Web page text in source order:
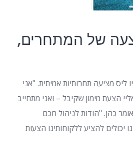
של המתחרים,
ליס מציעה תחרותיות אמיתית. "אני
הצעת מימון שקיבל – ואני מתחייב
כהן. "הודות לניהול חכם
יכולים להציע ללקוחותינו הצעות